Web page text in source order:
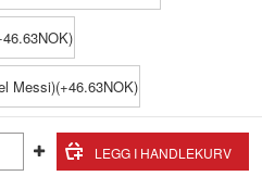
Messi)(+46.63NOK)